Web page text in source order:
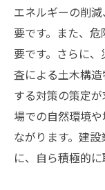
エネルギーの削
要です。また、
要です。さらに
査による土木構
する対策の策定
場での自然環境
ながります。建
に、自ら積極的に